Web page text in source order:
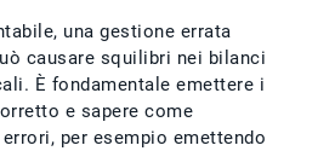
una gestione errata
causare squilibri nei bilanci
È fondamentale emettere i
e sapere come
per esempio emettendo